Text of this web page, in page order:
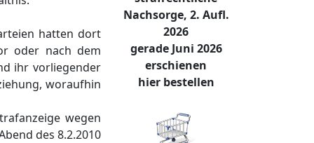
hatten dort
oder nach dem
ihr vorliegender
woraufhin
wegen
des 8.2.2010
Nachsorge, 2. Aufl.
2026
gerade Juni 2026
erschienen
hier bestellen